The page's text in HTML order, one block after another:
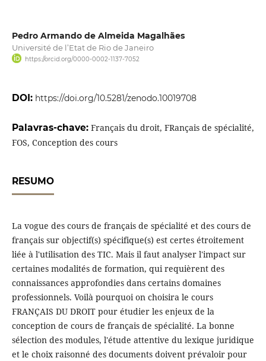
Pedro Armando de Almeida Magalhães
Université de l’Etat de Rio de Janeiro
https://orcid.org/0000-0002-1137-7052
DOI: https://doi.org/10.5281/zenodo.10019708
Palavras-chave: Français du droit, FRançais de spécialité,
FOS, Conception des cours
RESUMO
La vogue des cours de français de spécialité et des cours de
français sur objectif(s) spécifique(s) est certes étroitement
liée à l'utilisation des TIC. Mais il faut analyser l'impact sur
certaines modalités de formation, qui requièrent des
connaissances approfondies dans certains domaines
professionnels. Voilà pourquoi on choisira le cours
FRANÇAIS DU DROIT pour étudier les enjeux de la
conception de cours de français de spécialité. La bonne
sélection des modules, l'étude attentive du lexique juridique
et le choix raisonné des documents doivent prévaloir pour